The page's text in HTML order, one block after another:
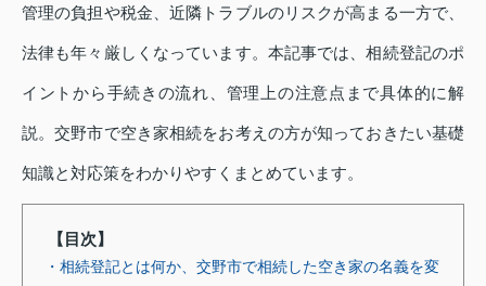
管理の負担や税金、近隣トラブルのリスクが高まる一方で、
法律も年々厳しくなっています。本記事では、相続登記のポ
イントから手続きの流れ、管理上の注意点まで具体的に解
説。交野市で空き家相続をお考えの方が知っておきたい基礎
知識と対応策をわかりやすくまとめています。
【目次】
・相続登記とは何か、交野市で相続した空き家の名義を変